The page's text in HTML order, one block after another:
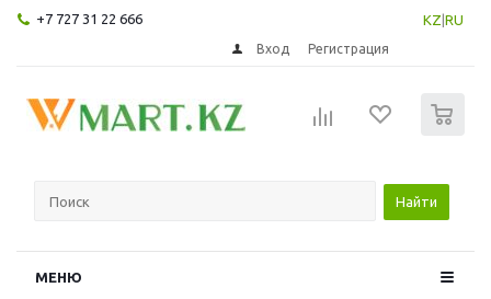
+7 727 31 22 666 KZ RU
Вход Регистрация
Найти
МЕНЮ